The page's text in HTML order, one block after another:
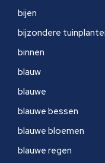
bijen
bijzondere
binnen
blauw
blauwe
blauwe bessen
blauwe bloemen
blauwe regen